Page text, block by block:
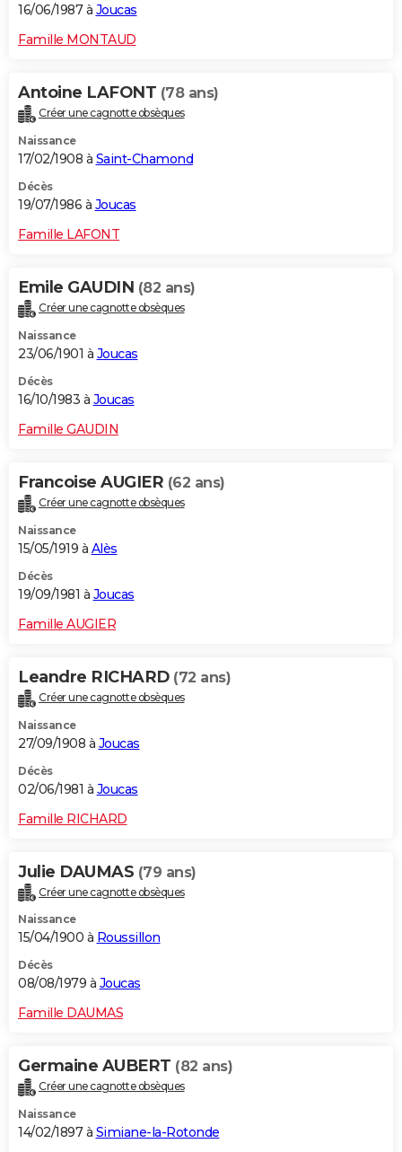
16/06/1987 à Joucas
Famille MONTAUD
Antoine LAFONT (78 ans)
Créer une cagnotte obsèques
Naissance
17/02/1908 à Saint-Chamond
Décès
19/07/1986 à Joucas
Famille LAFONT
Emile GAUDIN (82 ans)
Créer une cagnotte obsèques
Naissance
23/06/1901 à Joucas
Décès
16/10/1983 à Joucas
Famille GAUDIN
Francoise AUGIER (62 ans)
Créer une cagnotte obsèques
Naissance
15/05/1919 à Alès
Décès
19/09/1981 à Joucas
Famille AUGIER
Leandre RICHARD (72 ans)
Créer une cagnotte obsèques
Naissance
27/09/1908 à Joucas
Décès
02/06/1981 à Joucas
Famille RICHARD
Julie DAUMAS (79 ans)
Créer une cagnotte obsèques
Naissance
15/04/1900 à Roussillon
Décès
08/08/1979 à Joucas
Famille DAUMAS
Germaine AUBERT (82 ans)
Créer une cagnotte obsèques
Naissance
14/02/1897 à Simiane-la-Rotonde